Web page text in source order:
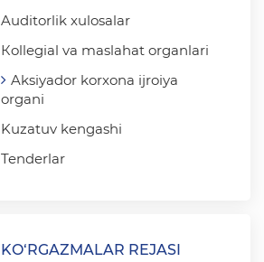
Auditorlik xulosalar
Кollegial va maslahat organlari
Aksiyador korxona ijroiya
organi
Kuzatuv kengashi
Tenderlar
KO‘RGAZMALAR REJASI